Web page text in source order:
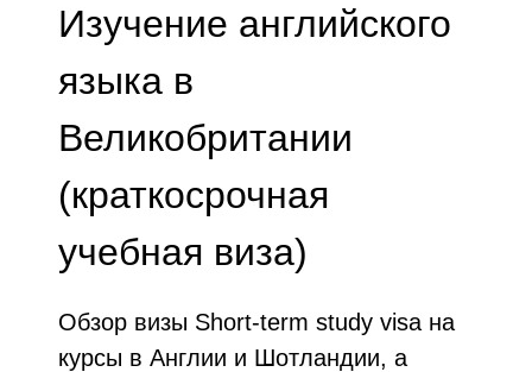
Изучение английского
языка в
Великобритании
(краткосрочная
учебная виза)
Обзор визы Short-term study visa на
курсы в Англии и Шотландии, а